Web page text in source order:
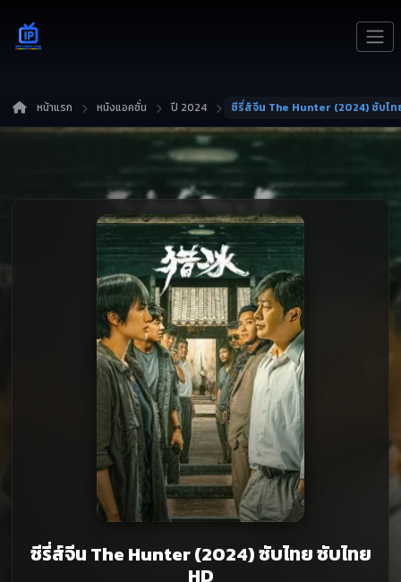
หน้าแรก หนังแอคชั่น ปี 2024
ซีรี่ส์จีน The Hunter (2024) ซับไทย ซับไทย
HD